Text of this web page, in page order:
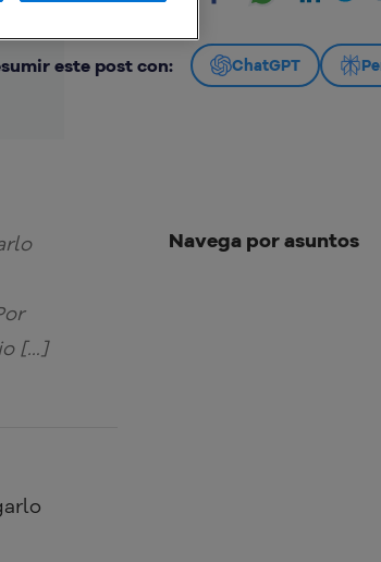
este post con: ChatGPT
[…]
Navega por asuntos